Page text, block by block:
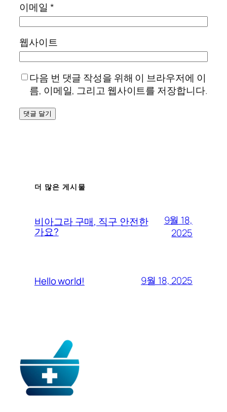
이메일 *
웹사이트
다음 번 댓글 작성을 위해 이 브라우저에 이
름, 이메일, 그리고 웹사이트를 저장합니다.
더 많은 게시물
비아그라 구매, 직구 안전한
가요?
9월 18,
2025
Hello world! 9월 18, 2025